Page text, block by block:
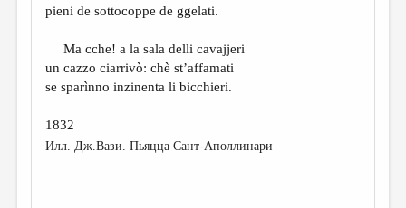
pieni de sottocoppe de ggelati.
Ma cche! a la sala delli cavajjeri
un cazzo ciarrivò: chè st’affamati
se sparìnno inzinenta li bicchieri.
1832
Илл. Дж.Вази. Пьяцца Сант-Аполлинари